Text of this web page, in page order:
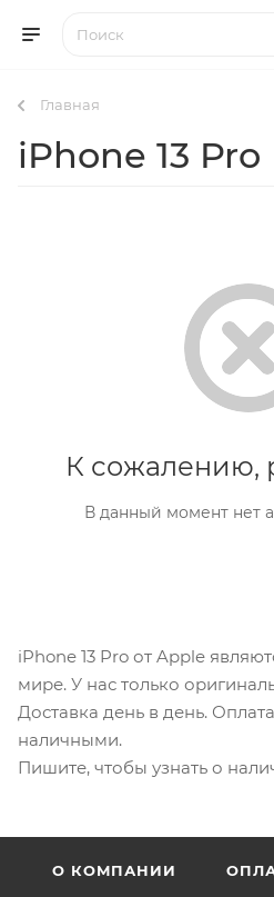
Главная
iPhone 13 Pro
К сожалению,
В данный момент нет
iPhone 13 Pro от Apple
мире. У нас только
Доставка день в день.
наличными.
Пишите, чтобы узнать о
О КОМПАНИИ